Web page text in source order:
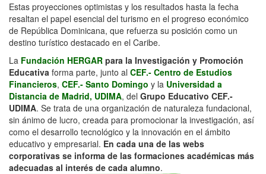
Estas proyecciones optimistas y los resultados hasta la fecha
resaltan el papel esencial del turismo en el progreso económico
de República Dominicana, que refuerza su posición como un
destino turístico destacado en el Caribe.
La Fundación HERGAR para la Investigación y Promoción
Educativa forma parte, junto al CEF.- Centro de Estudios
Financieros, CEF.- Santo Domingo y la Universidad a
Distancia de Madrid, UDIMA, del Grupo Educativo CEF.-
UDIMA. Se trata de una organización de naturaleza fundacional,
sin ánimo de lucro, creada para promocionar la investigación, así
como el desarrollo tecnológico y la innovación en el ámbito
educativo y empresarial. En cada una de las webs
corporativas se informa de las formaciones académicas más
adecuadas al interés de cada alumno.